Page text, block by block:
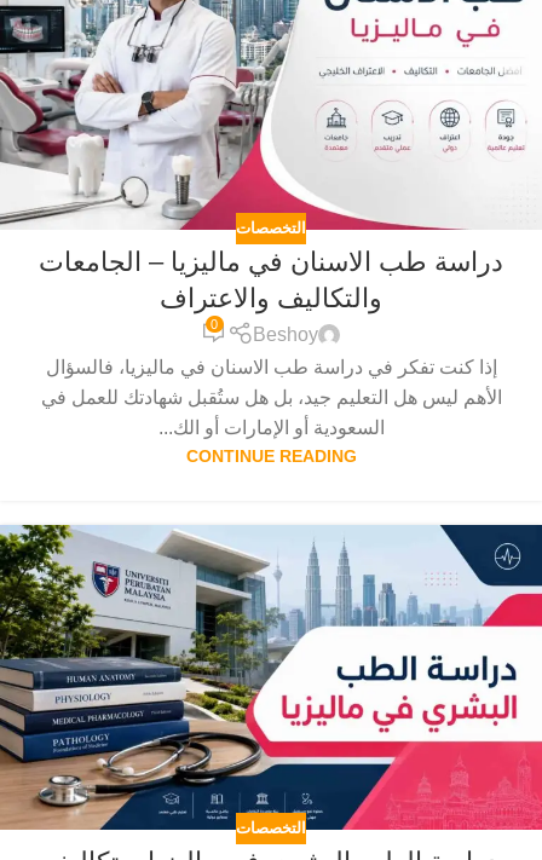
التخصصات
دراسة طب الاسنان في ماليزيا – الجامعات
والتكاليف والاعتراف
Beshoy
0
إذا كنت تفكر في دراسة طب الاسنان في ماليزيا، فالسؤال
الأهم ليس هل التعليم جيد، بل هل ستُقبل شهادتك للعمل في
السعودية أو الإمارات أو الك...
CONTINUE READING
التخصصات